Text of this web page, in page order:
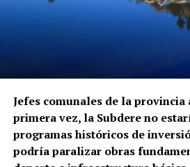
Jefes comunales de la
primera vez, la Subdere no
programas históricos de
podría paralizar obras